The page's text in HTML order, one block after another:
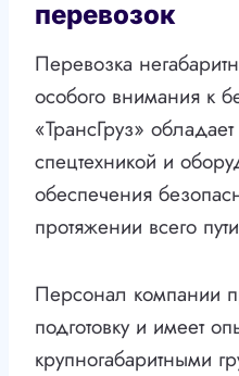
перевозок
Перевозка
особого внимания к
«ТрансГруз»
спецтехникой и
обеспечения
протяжении всего
Персонал компании
подготовку и имеет
крупногабаритными